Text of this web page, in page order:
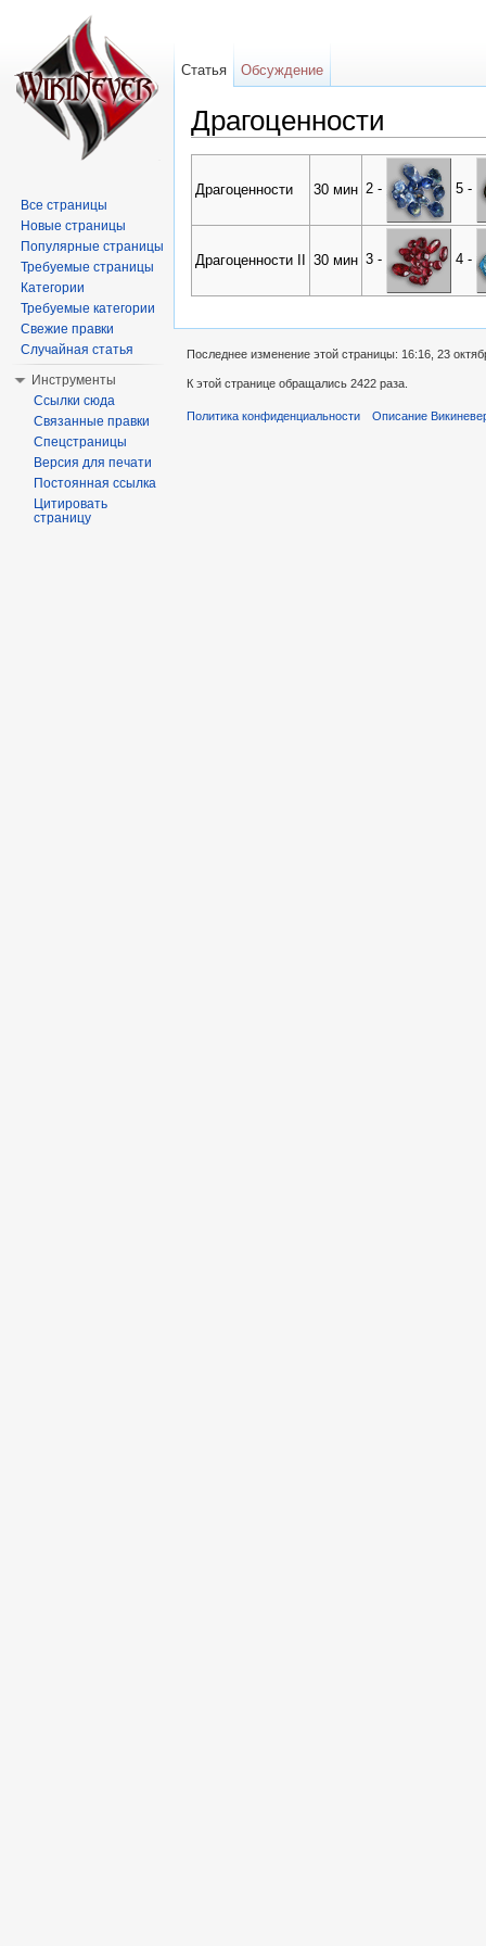
Драгоценности
Драгоценности 30 мин 2 - 5 -
Драгоценности II 30 мин 3 - 4 -
Статья Обсуждение
Все страницы
Новые страницы
Популярные страницы
Требуемые страницы
Категории
Требуемые категории
Свежие правки
Случайная статья
Инструменты
Ссылки сюда
Связанные правки
Спецстраницы
Версия для печати
Постоянная ссылка
Цитировать
страницу
Последнее изменение этой страницы: 16:16, 23
К этой странице обращались 2422 раза.
Политика конфиденциальности Описание